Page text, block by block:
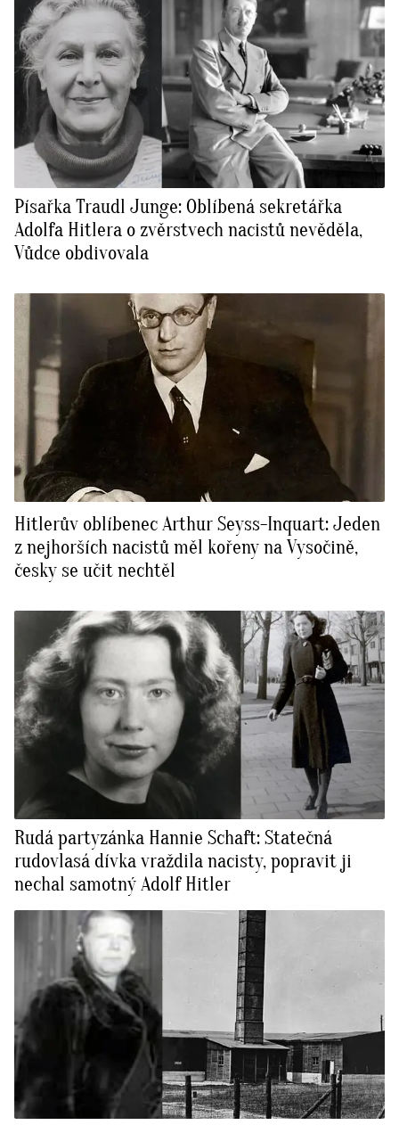
Písařka Traudl Junge: Oblíbená sekretářka
Adolfa Hitlera o zvěrstvech nacistů nevěděla,
Vůdce obdivovala
Hitlerův oblíbenec Arthur Seyss-Inquart: Jeden
z nejhorších nacistů měl kořeny na Vysočině,
česky se učit nechtěl
Rudá partyzánka Hannie Schaft: Statečná
rudovlasá dívka vraždila nacisty, popravit ji
nechal samotný Adolf Hitler